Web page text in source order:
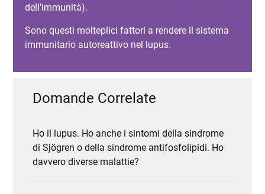
dell'immunità).
Sono questi molteplici fattori a rendere il sistema
immunitario autoreattivo nel lupus.
Domande Correlate
Ho il lupus. Ho anche i sintomi della sindrome
di Sjögren o della sindrome antifosfolipidi. Ho
davvero diverse malattie?